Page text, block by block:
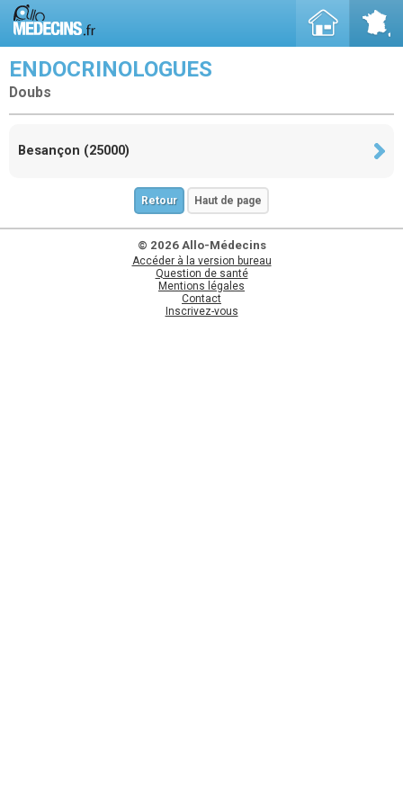
ENDOCRINOLOGUES
Doubs
Besançon (25000)
Retour Haut de page
© 2026 Allo-Médecins
Accéder à la version bureau
Question de santé
Mentions légales
Contact
Inscrivez-vous